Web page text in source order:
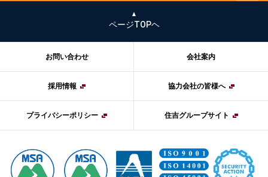
ページTOPヘ
お問い合わせ 会社案内
採用情報 協力会社の皆様へ
プライバシーポリシー 住吉グループサイト